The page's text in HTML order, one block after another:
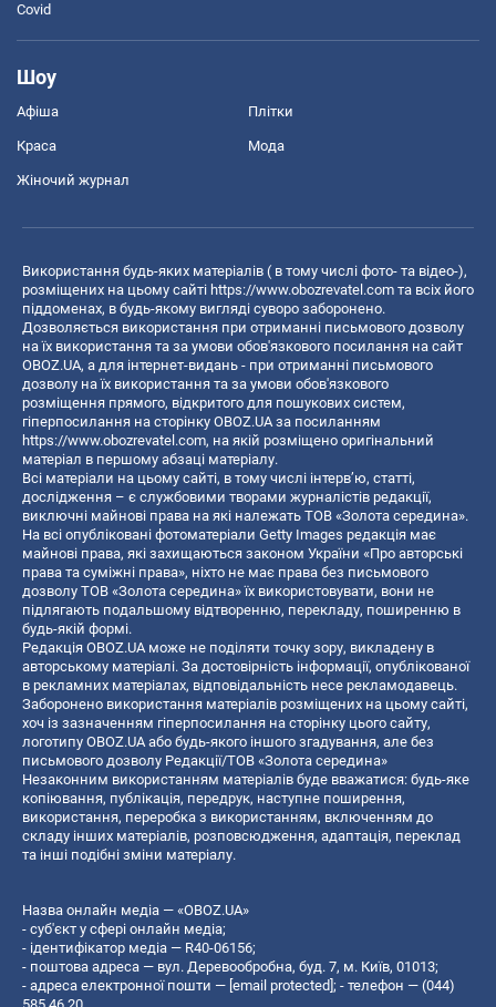
Covid
Шоу
Афіша Плітки
Краса Мода
Жіночий журнал
Використання будь-яких матеріалів ( в тому числі фото- та відео-),
розміщених на цьому сайті https://www.obozrevatel.com та всіх його
піддоменах, в будь-якому вигляді суворо заборонено.
Дозволяється використання при отриманні письмового дозволу
на їх використання та за умови обов'язкового посилання на сайт
OBOZ.UA, а для інтернет-видань - при отриманні письмового
дозволу на їх використання та за умови обов'язкового
розміщення прямого, відкритого для пошукових систем,
гіперпосилання на сторінку OBOZ.UA за посиланням
https://www.obozrevatel.com, на якій розміщено оригінальний
матеріал в першому абзаці матеріалу.
Всі матеріали на цьому сайті, в тому числі інтерв’ю, статті,
дослідження – є службовими творами журналістів редакції,
виключні майнові права на які належать ТОВ «Золота середина».
На всі опубліковані фотоматеріали Getty Images редакція має
майнові права, які захищаються законом України «Про авторські
права та суміжні права», ніхто не має права без письмового
дозволу ТОВ «Золота середина» їх використовувати, вони не
підлягають подальшому відтворенню, перекладу, поширенню в
будь-якій формі.
Редакція OBOZ.UA може не поділяти точку зору, викладену в
авторському матеріалі. За достовірність інформації, опублікованої
в рекламних матеріалах, відповідальність несе рекламодавець.
Заборонено використання матеріалів розміщених на цьому сайті,
хоч із зазначенням гіперпосилання на сторінку цього сайту,
логотипу OBOZ.UA або будь-якого іншого згадування, але без
письмового дозволу Редакції/ТОВ «Золота середина»
Незаконним використанням матеріалів буде вважатися: будь-яке
копiювання, публiкацiя, передрук, наступне поширення,
використання, переробка з використанням, включенням до
складу інших матеріалів, розповсюдження, адаптація, переклад
та інші подібні зміни матеріалу.
Назва онлайн медіа — «OBOZ.UA»
- суб'єкт у сфері онлайн медіа;
- ідентифікатор медіа — R40-06156;
- поштова адреса — вул. Деревообробна, буд. 7, м. Київ, 01013;
- адреса електронної пошти — [email protected] ; - телефон — (044)